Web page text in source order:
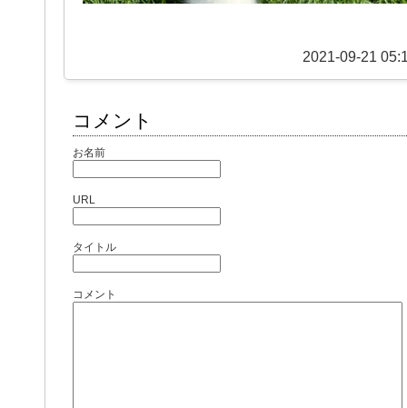
2021-09-21
コメント
お名前
URL
タイトル
コメント